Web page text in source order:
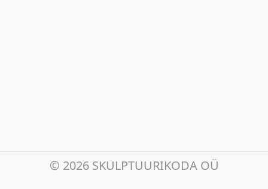
© 2026 SKULPTUURIKODA OÜ